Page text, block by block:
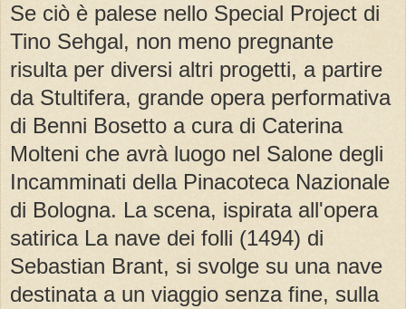
Se ciò è palese nello Special Project di
Tino Sehgal, non meno pregnante
risulta per diversi altri progetti, a partire
da Stultifera, grande opera performativa
di Benni Bosetto a cura di Caterina
Molteni che avrà luogo nel Salone degli
Incamminati della Pinacoteca Nazionale
di Bologna. La scena, ispirata all'opera
satirica La nave dei folli (1494) di
Sebastian Brant, si svolge su una nave
destinata a un viaggio senza fine, sulla